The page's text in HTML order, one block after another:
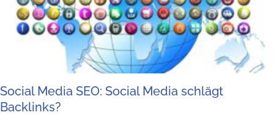
Social Media SEO: Social Media schlägt
Backlinks?